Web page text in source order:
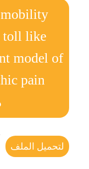
toll like
model of
لتحميل الملف